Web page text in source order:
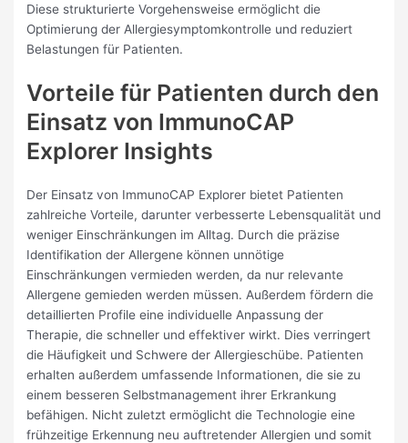
Diese strukturierte Vorgehensweise ermöglicht die
Optimierung der Allergiesymptomkontrolle und reduziert
Belastungen für Patienten.
Vorteile für Patienten durch den
Einsatz von ImmunoCAP
Explorer Insights
Der Einsatz von ImmunoCAP Explorer bietet Patienten
zahlreiche Vorteile, darunter verbesserte Lebensqualität und
weniger Einschränkungen im Alltag. Durch die präzise
Identifikation der Allergene können unnötige
Einschränkungen vermieden werden, da nur relevante
Allergene gemieden werden müssen. Außerdem fördern die
detaillierten Profile eine individuelle Anpassung der
Therapie, die schneller und effektiver wirkt. Dies verringert
die Häufigkeit und Schwere der Allergieschübe. Patienten
erhalten außerdem umfassende Informationen, die sie zu
einem besseren Selbstmanagement ihrer Erkrankung
befähigen. Nicht zuletzt ermöglicht die Technologie eine
frühzeitige Erkennung neu auftretender Allergien und somit